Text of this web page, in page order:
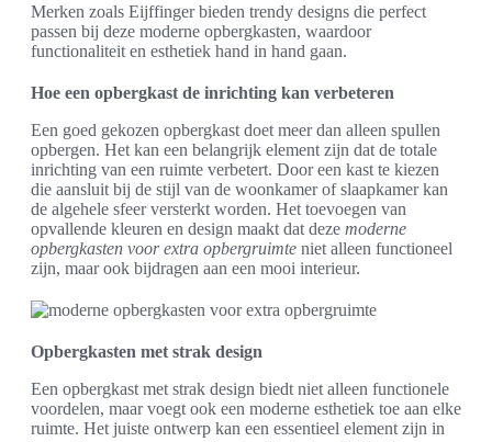
Merken zoals Eijffinger bieden trendy designs die perfect
passen bij deze moderne opbergkasten, waardoor
functionaliteit en esthetiek hand in hand gaan.
Hoe een opbergkast de inrichting kan verbeteren
Een goed gekozen opbergkast doet meer dan alleen spullen
opbergen. Het kan een belangrijk element zijn dat de totale
inrichting van een ruimte verbetert. Door een kast te kiezen
die aansluit bij de stijl van de woonkamer of slaapkamer kan
de algehele sfeer versterkt worden. Het toevoegen van
opvallende kleuren en design maakt dat deze moderne
opbergkasten voor extra opbergruimte niet alleen functioneel
zijn, maar ook bijdragen aan een mooi interieur.
Opbergkasten met strak design
Een opbergkast met strak design biedt niet alleen functionele
voordelen, maar voegt ook een moderne esthetiek toe aan elke
ruimte. Het juiste ontwerp kan een essentieel element zijn in